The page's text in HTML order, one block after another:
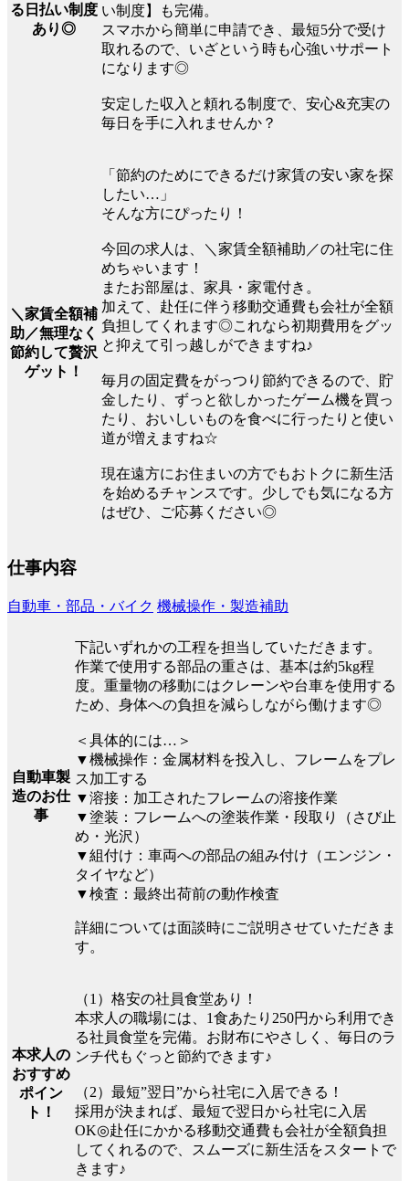
る日払い制度
あり◎
い制度】も完備。
スマホから簡単に申請でき、最短5分で受け
取れるので、いざという時も心強いサポート
になります◎
安定した収入と頼れる制度で、安心&充実の
毎日を手に入れませんか？
＼家賃全額補
助／無理なく
節約して贅沢
ゲット！
「節約のためにできるだけ家賃の安い家を探
したい…」
そんな方にぴったり！
今回の求人は、＼家賃全額補助／の社宅に住
めちゃいます！
またお部屋は、家具・家電付き。
加えて、赴任に伴う移動交通費も会社が全額
負担してくれます◎これなら初期費用をグッ
と抑えて引っ越しができますね♪
毎月の固定費をがっつり節約できるので、貯
金したり、ずっと欲しかったゲーム機を買っ
たり、おいしいものを食べに行ったりと使い
道が増えますね☆
現在遠方にお住まいの方でもおトクに新生活
を始めるチャンスです。少しでも気になる方
はぜひ、ご応募ください◎
仕事内容
自動車・部品・バイク 機械操作・製造補助
自動車製
造のお仕
事
下記いずれかの工程を担当していただきます。
作業で使用する部品の重さは、基本は約5kg程
度。重量物の移動にはクレーンや台車を使用する
ため、身体への負担を減らしながら働けます◎
＜具体的には…＞
▼機械操作：金属材料を投入し、フレームをプレ
ス加工する
▼溶接：加工されたフレームの溶接作業
▼塗装：フレームへの塗装作業・段取り（さび止
め・光沢）
▼組付け：車両への部品の組み付け（エンジン・
タイヤなど）
▼検査：最終出荷前の動作検査
詳細については面談時にご説明させていただきま
す。
本求人の
おすすめ
ポイン
ト！
（1）格安の社員食堂あり！
本求人の職場には、1食あたり250円から利用でき
る社員食堂を完備。お財布にやさしく、毎日のラ
ンチ代もぐっと節約できます♪
（2）最短”翌日”から社宅に入居できる！
採用が決まれば、最短で翌日から社宅に入居
OK◎赴任にかかる移動交通費も会社が全額負担
してくれるので、スムーズに新生活をスタートで
きます♪